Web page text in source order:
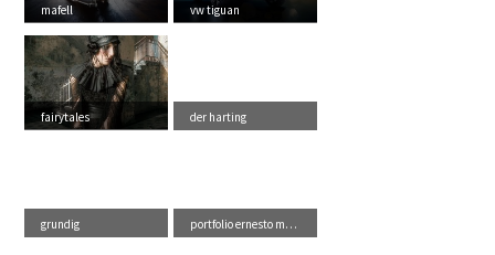
mafell vw tiguan
fairytales der harting
grundig portfolio ernesto ma...